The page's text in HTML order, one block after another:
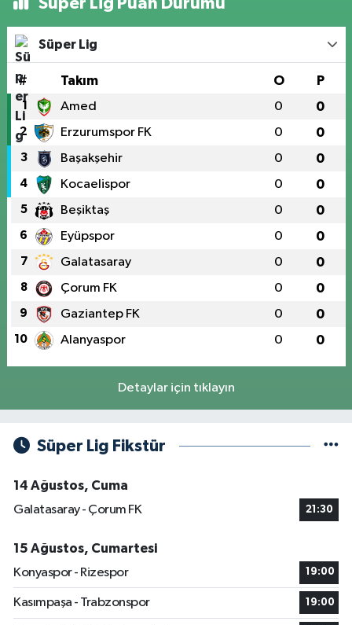
Süper Lig
# Takım O P
1 Amed 0 0
2 Erzurumspor FK 0 0
3 Başakşehir 0 0
4 Kocaelispor 0 0
5 Beşiktaş 0 0
6 Eyüpspor 0 0
7 Galatasaray 0 0
8 Çorum FK 0 0
9 Gaziantep FK 0 0
10 Alanyaspor 0 0
Detaylar için tıklayın
Süper Lig Fikstür
14 Ağustos, Cuma
Galatasaray - Çorum FK
21:30
15 Ağustos, Cumartesi
Konyaspor - Rizespor
19:00
Kasımpaşa - Trabzonspor 19:00